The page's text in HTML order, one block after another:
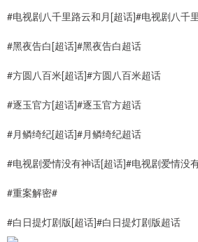
#电视剧八千里路云和月[超话]#电视剧八千
#黑夜告白[超话]#黑夜告白超话
#方圆八百米[超话]#方圆八百米超话
#逐玉官方[超话]#逐玉官方超话
#月鳞绮纪[超话]#月鳞绮纪超话
#电视剧爱情没有神话[超话]#电视剧爱情没
#重案解密#
#白日提灯剧版[超话]#白日提灯剧版超话